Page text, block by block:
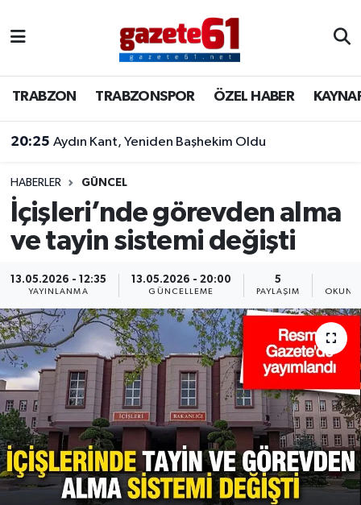
TRABZON TRABZONSPOR ÖZEL HABER
20:25 Aydın Kant, Yeniden Başhekim Oldu
HABERLER GÜNCEL
İçişleri’nde görevden alma
ve tayin sistemi değişti
13.05.2026 - 12:35
YAYINLANMA
13.05.2026 - 20:00
GÜNCELLEME
5
PAYLAŞIM
TRABZONSPOR
ÖZEL HABER
KAYNAR KAZAN
SİYASET
Trabzon Nöbetçi Eczaneler
Trabzon Hava Durumu
Trabzon Namaz Vakitleri
Trabzon Trafik Yoğunluk Haritası
Süper Lig Puan Durumu ve Fikstür
Son Dakika Haberleri
Haber Arşivi